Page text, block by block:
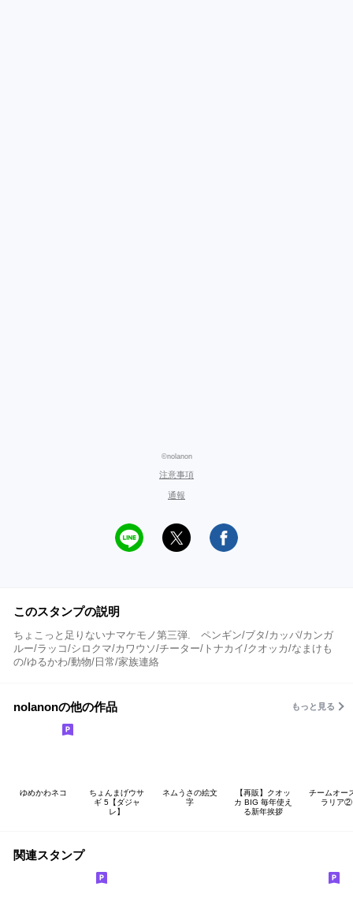
©nolanon
注意事項
通報
このスタンプの説明
ちょこっと足りないナマケモノ第三弾. ペンギン/ブタ/カッパ/カンガ
ルー/ラッコ/シロクマ/カワウソ/チーター/トナカイ/クオッカ/なまけも
の/ゆるかわ/動物/日常/家族連絡
nolanonの他の作品 もっと見る
ゆめかわネコ
ちょんまげウサ
ギ 5【ダジャ
レ】
ネムうさの絵文
字
【再販】クオッ
カ BIG 毎年使え
る新年挨拶
チームオー
ラリア②
関連スタンプ